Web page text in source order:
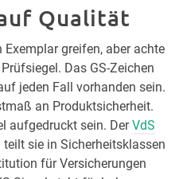
Qualität
greifen, aber achte
Das GS-Zeichen
jeden Fall vorhanden sein.
an Produktsicherheit.
aufgedruckt sein. DerVdS
sie in Sicherheitsklassen
für Versicherungen